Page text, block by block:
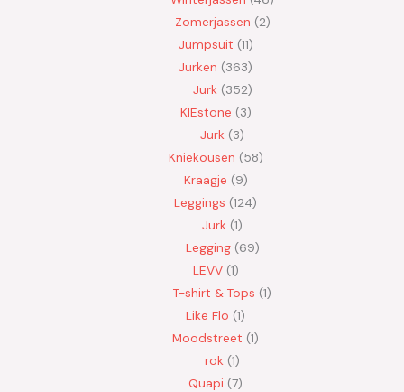
Zomerjassen 2
Jumpsuit 11
Jurken 363
Jurk 352
KIEstone 3
Jurk 3
Kniekousen 58
Kraagje 9
Leggings 124
Jurk 1
Legging 69
LEVV 1
T-shirt & Tops 1
Like Flo 1
Moodstreet 1
rok 1
Quapi 7